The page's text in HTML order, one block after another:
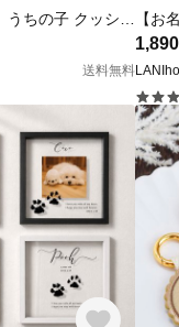
送料無料
【お